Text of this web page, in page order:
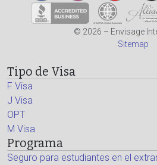
© 2026 – Envisage
Sitemap
Tipo de Visa
F Visa
J Visa
OPT
M Visa
Programa
Seguro para estudiantes en el